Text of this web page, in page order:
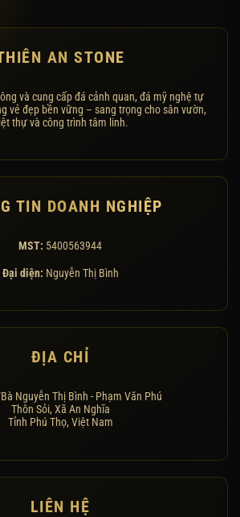
AN STONE
và cung cấp đá cảnh quan, đá mỹ nghệ tự
vẻ đẹp bền vững – sang trọng cho sân vườn,
thự và công trình tâm linh.
TIN DOANH NGHIỆP
MST: 5400563944
Đại diện: Nguyễn Thị Bình
ĐỊA CHỈ
Nguyễn Thị Bình - Phạm Văn Phú
Thôn Sỏi, Xã An Nghĩa
Tỉnh Phú Thọ, Việt Nam
LIÊN HỆ